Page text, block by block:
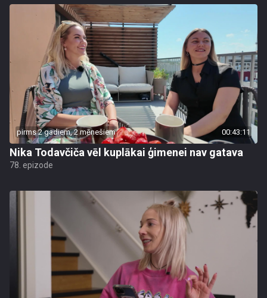
pirms 2 gadiem, 2 mēnešiem 00:43:11
Nika Todavčiča vēl kuplākai ģimenei nav gatava
78. epizode